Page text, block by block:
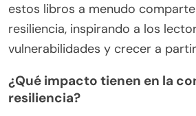
estos libros a menudo
resiliencia, inspirando a los
vulnerabilidades y crecer a
¿Qué impacto tienen en la
resiliencia?